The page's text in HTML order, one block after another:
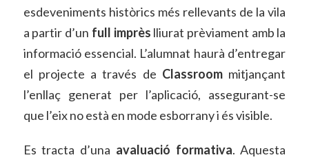
esdeveniments històrics més rellevants de la vila
a partir d’un full imprès lliurat prèviament amb la
informació essencial. L’alumnat haurà d’entregar
el projecte a través de Classroom mitjançant
l’enllaç generat per l’aplicació, assegurant-se
que l’eix no està en mode esborrany i és visible.
Es tracta d’una avaluació formativa. Aquesta